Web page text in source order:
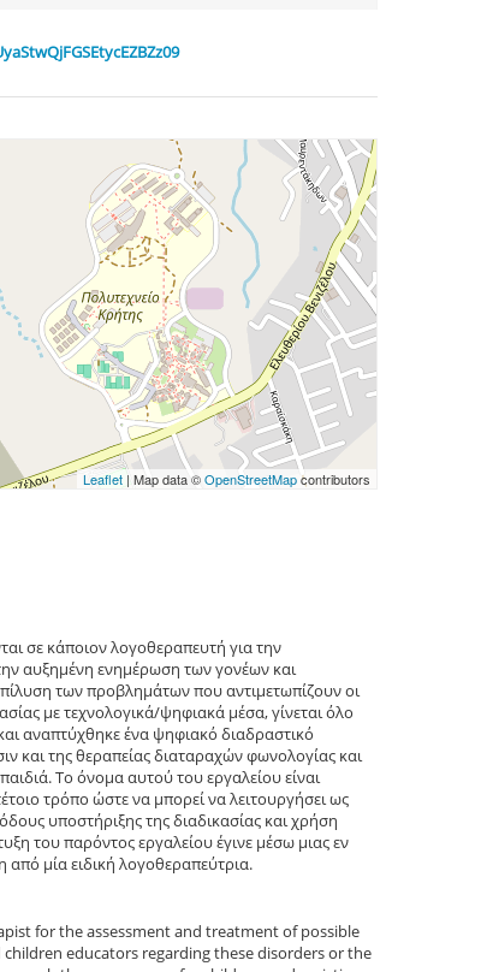
Leaflet| Map data ©OpenStreetMapcontributors
σε κάποιον λογοθεραπευτή για την
αυξημένη ενημέρωση των γονέων και
των προβλημάτων που αντιμετωπίζουν οι
με τεχνολογικά/ψηφιακά μέσα, γίνεται όλο
αναπτύχθηκε ένα ψηφιακό διαδραστικό
και της θεραπείας διαταραχών φωνολογίας και
Το όνομα αυτού του εργαλείου είναι
τρόπο ώστε να μπορεί να λειτουργήσει ως
υποστήριξης της διαδικασίας και χρήση
του παρόντος εργαλείου έγινε μέσω μιας εν
μία ειδική λογοθεραπεύτρια.
for the assessment and treatment of possible
educators regarding these disorders or the